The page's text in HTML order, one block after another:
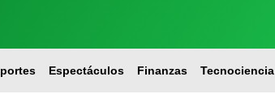
Espectáculos Finanzas Tecnociencia